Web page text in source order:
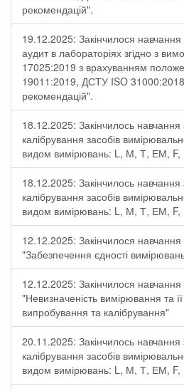
рекомендацій".
19.12.2025: Закінчилося навчання
аудит в лабораторіях згідно з
17025:2019 з врахуванням
19011:2019, ДСТУ ISO
рекомендацій".
18.12.2025: Закінчилось навчання
калібрування засобів
видом вимірювань: L, М, Т, ЕМ, F,
18.12.2025: Закінчилось навчання
калібрування засобів
видом вимірювань: L, М, Т, ЕМ, F,
12.12.2025: Закінчилося
"Забезпечення єдності
12.12.2025: Закінчилося
"Невизначеність вимірювання та
випробування та калібрування"
20.11.2025: Закінчилось навчання
калібрування засобів
видом вимірювань: L, М, Т, ЕМ, F,